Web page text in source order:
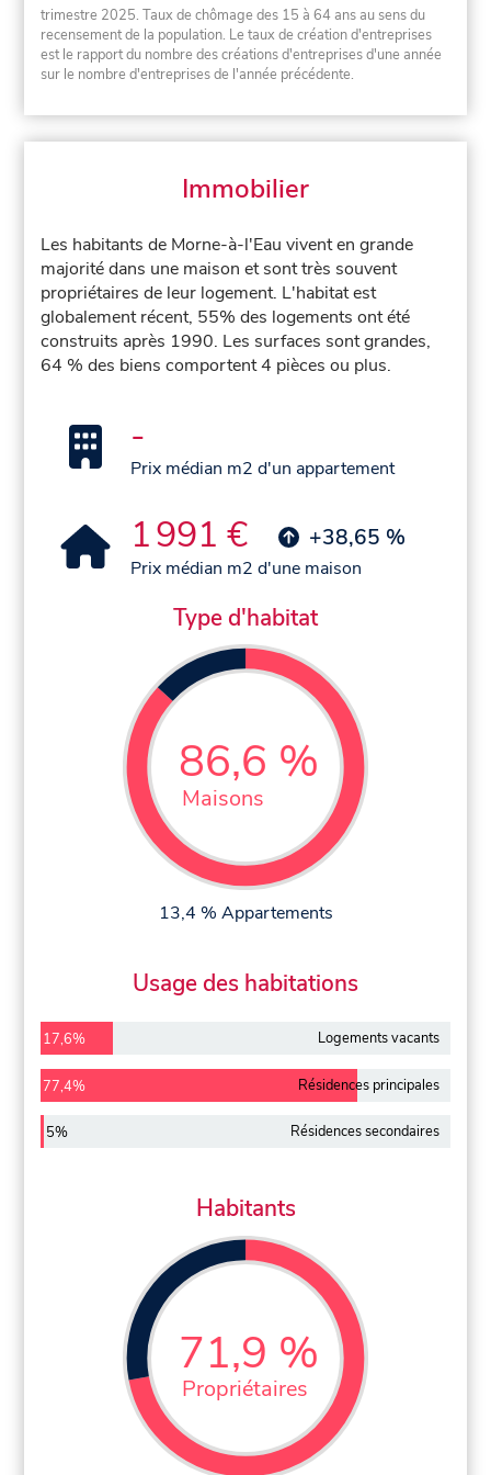
trimestre 2025. Taux de chômage des 15 à 64 ans au sens du
recensement de la population. Le taux de création d'entreprises
est le rapport du nombre des créations d'entreprises d'une année
sur le nombre d'entreprises de l'année précédente.
Immobilier
Les habitants de Morne-à-l'Eau vivent en grande
majorité dans une maison et sont très souvent
propriétaires de leur logement. L'habitat est
globalement récent, 55% des logements ont été
construits après 1990. Les surfaces sont grandes,
64 % des biens comportent 4 pièces ou plus.
-
Prix médian m2 d'un appartement
1 991 € +38,65 %
Prix médian m2 d'une maison
Type d'habitat
86,6 %
Maisons
13,4 % Appartements
Usage des habitations
17,6% Logements vacants
77,4% Résidences principales
5% Résidences secondaires
Habitants
71,9 %
Propriétaires